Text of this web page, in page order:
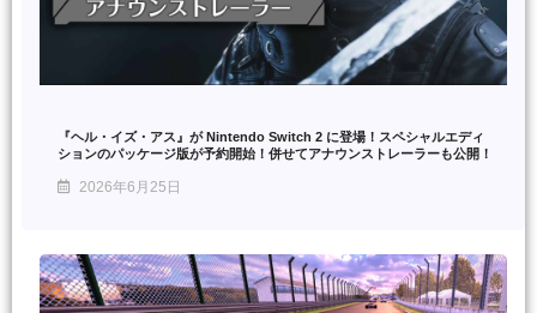
『ヘル・イズ・アス』が Nintendo Switch 2 に登場！スペシャルエディ
ションのパッケージ版が予約開始！併せてアナウンストレーラーも公開！
2026年6月25日